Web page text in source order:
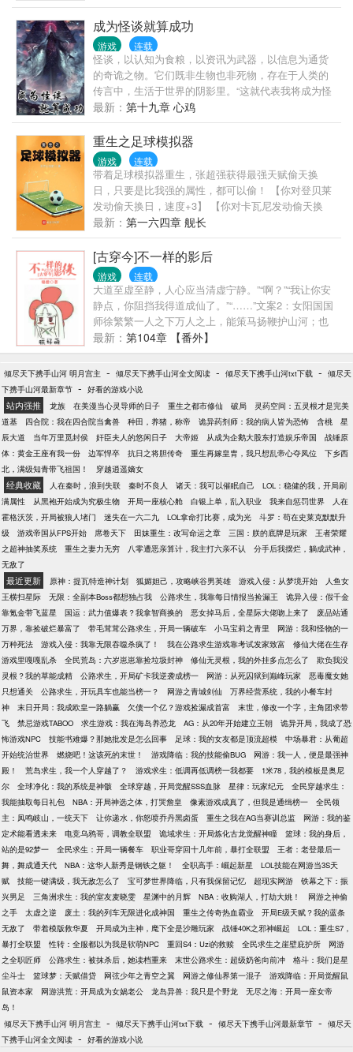
成为怪谈就算成功
游戏 连载
怪谈，以认知为食粮，以资讯为武器，以信息为通货
的奇诡之物。它们既非生物也非死物，存在于人类的
传言中，生活于世界的阴影里。“这就代表我将成为怪
谈？”在远古时代，它们被视作神灵崇拜，依信仰而强
大。“那我就是神灵！”在近古时代，它们被视作妖魔畏
惧...
最新： 第十九章 心鸡
重生之足球模拟器
游戏 连载
带着足球模拟器重生，张超强获得最强天赋偷天换
日，只要是比我强的属性，都可以偷！ 【你对登贝莱
发动偷天换日，速度+3】 【你对卡瓦尼发动偷天换
日，强壮+1】 【你对伊布发动偷天换日，伤病抗性
+2】 …… 看来这次是想不成功都困难了。
最新： 第一六四章 舰长
[古穿今]不一样的影后
游戏 连载
大道至虚至静，人心应当清虚宁静。”“啊？”“我让你安
静点，你阻挡我得道成仙了。”“……”文案2：女阳国国
师徐繁繁一人之下万人之上，能策马扬鞭护山河；也
能求签祈福占天下。可整日被百姓叫做“相公”、被女皇
称作“大仙儿”的她有个秘密——她有多个人格，并且可
以随意切换控制。守着秘密的徐繁繁老老实实的当着
百姓的好国师。直到有一天，她穿成了绯闻缠身，名
气爆烂的花瓶影后，然后——然后万万没想到，她的
多人格派上了用场！不管是出演霸道女皇还是白莲公
主，简直信手拈来啊！#女主是国民老公系列# #影后
每天再精分# #影后掰弯了很多人#想红不是本意，我
就想静静做个美女子_(:з」∠)_暴力与精分并存的霸道
总裁女主甜甜，苏苏苏，爽爽爽。【女配是晋江写
手，女主出演了女配所编的戏。】谢绝扒榜，每天晚
上八点更新。[新文]专栏求包养→→，手机也可以包养
哦~2群群号：390758113，欢迎来勾搭妹子O(∩_∩)本
文将在周二，五月十号入V，到时万字更。新会第一时
间在这里通知。本文参加了【我和晋江有个约会】征
文活动，参赛期内票数是”霸王票”+”营养液”的票数，一
瓶营养液=四票，营养液是不要钱的果小伙伴们有营养
液的话请戳下面的↓↓[灌溉营养液]↓↓么么哒~~
最新： 第104章 【番外】
倾尽天下携手山河 明月宫主 - 倾尽天下携手山河全文阅读 - 倾尽天下携手山河txt下载 - 倾尽天
下携手山河最新章节 - 好看的游戏小说
站内强推 龙族 在美漫当心灵导师的日子 重生之都市修仙 破局
灵药空间：五灵根才是完美
道基
四合院：我在四合院当禽兽 种田，养猪，称帝 诡异药剂师：我的病人皆为恐怖 含桃
星
辰大道
当年万里觅封侯 奸臣夫人的悠闲日子 大帝姬 从成为企鹅大股东打造娱乐帝国
战锤原
体：黄金王座有我一份
边军悍卒 抗日之将胆传奇 重生再嫁皇胄，我只想乱帝心夺凤位
下乡西
北，满级知青带飞祖国！
穿越逍遥嫡女
经典收藏 人在秦时，浪到失联 秦时不良人 诸天：我可以催眠自己
LOL：稳健的我，开局刷
满属性
从黑袍开始成为究极生物 开局一座核心舱 白银上单，乱入职业 我来自惩罚世界
人在
霍格沃茨，开局被狼人堵门
迷失在一六二九 LOL拿命打比赛，成为光
斗罗：苟在史莱克默默升
级
游戏帝国从FPS开始 席卷天下 田妹重生：改写命运之章 三国：朕的底牌是玩家
王者荣耀
之超神抽奖系统
重生之妻力无穷 八零遭恶亲算计，我主打六亲不认
分手后我摆烂，躺成武神，
无敌了
最近更新 原神：提瓦特造神计划 狐媚妲己，攻略峡谷男英雄 游戏入侵：从梦境开始
人鱼女
王横扫星际
无限：全副本Boss都想独占我 公路求生，我靠每日情报当捡漏王
诡异入侵：假千金
靠氪金带飞蓝星
国运：武力值爆表？我拿智商换的 恶女掉马后，全星际大佬吻上来了
废品站通
万界，靠捡破烂暴富了
带毛茸茸公路求生，开局一辆破车 小马宝莉之青里
网游：我和怪物的一
万种死法
游戏入侵：我靠无限吞噬杀疯了！ 我在公路求生游戏靠考试发家致富
修仙大佬在生存
游戏里嘎嘎乱杀
全民荒岛：六岁崽崽靠捡垃圾封神 修仙无灵根，我的外挂多点怎么了
欺负我没
灵根？我的草能成精
公路求生，开局矿卡我逆袭成榜一 网游：从死囚狱到巅峰玩家
恶毒魔女她
只想通关
公路求生，开玩具车也能当榜一？ 网游之青城剑仙
万界经营系统，我的小餐车封
神
末日开局：我成欧皇一路躺赢 欠债一个亿？游戏捡漏成首富
末世，修改一个字，主角团求带
飞
禁忌游戏TABOO 求生游戏：我在海岛养恐龙 AG：从20年开始建立王朝
诡异开局，我成了恐
怖游戏NPC
技能书难爆？那她批发是怎么回事 足球：我的女友都是顶流超模
中场暴君：从葡超
开始统治世界
燃烧吧！这该死的末世！ 游戏降临：我的技能偷BUG
网游：我一人，便是最强神
殿！
荒岛求生，我一个人穿越了？ 游戏求生：低调再低调榜一我都要
1米78，我的模板是奥尼
尔
全球净化：我的系统是神骸 全球穿越，开局觉醒SSS血脉 星律：玩家纪元
全民穿越求生：
我能抽取每日礼包
NBA：开局神选之体，打哭詹皇 像素游戏成真了，但我是通缉榜一
全民领
主：凤鸣岐山，一统天下
让你递水，你怒喷乔丹黑卤蛋 重生之我在AG当赛训总监
网游：我的鉴
定术能看透未来
电竞乌鸦哥，调教全联盟 诡域求生：开局炼化古龙觉醒神瞳
篮球：我的身后，
站的是92梦一
全民求生：开局一辆餐车 职业哥穿回十几年前，暴打全联盟
王者：老登最后一
舞，舞成通天代
NBA：这华人新秀是钢铁之躯！ 全职高手：崛起新星
LOL技能在网游当3S天
赋
技能一键满级，我无敌怎么了 宝可梦世界降临，只有我保留记忆 超现实网游
铁幕之下：振
兴男足
三角洲求生：我的室友麦晓雯 星渊中的月辉 NBA：收购湖人，打劫大姚！
网游之神偷
之手
太虚之逆 废土：我的列车无限进化成神国 重生之传奇热血霸业
开局E级天赋？我的蓝条
无敌了
带着模版救华夏 开局成为主神，麾下全是沙雕玩家 战锤40K之邪神崛起
LOL：重生S7，
暴打全联盟
性转：全服都以为我是软萌NPC 重回S4：Uzi的救赎 全民求生之崖壁庇护所
网游
之全职匠师
公路求生：被抹杀后，她读档重来 末世公路求生：超级奶爸向前冲
格斗：我们是星
尘斗士
篮球梦：天赋借贷 网弦少年之青空之翼 网游之修仙界第一混子
游戏降临：开局觉醒鼠
鼠资本家
网游洪荒：开局成为女娲老公 龙岛异兽：我只是个野龙
无尽之海：开局一座女帝
岛！
倾尽天下携手山河 明月宫主 - 倾尽天下携手山河txt下载 - 倾尽天下携手山河最新章节 - 倾尽天
下携手山河全文阅读 - 好看的游戏小说